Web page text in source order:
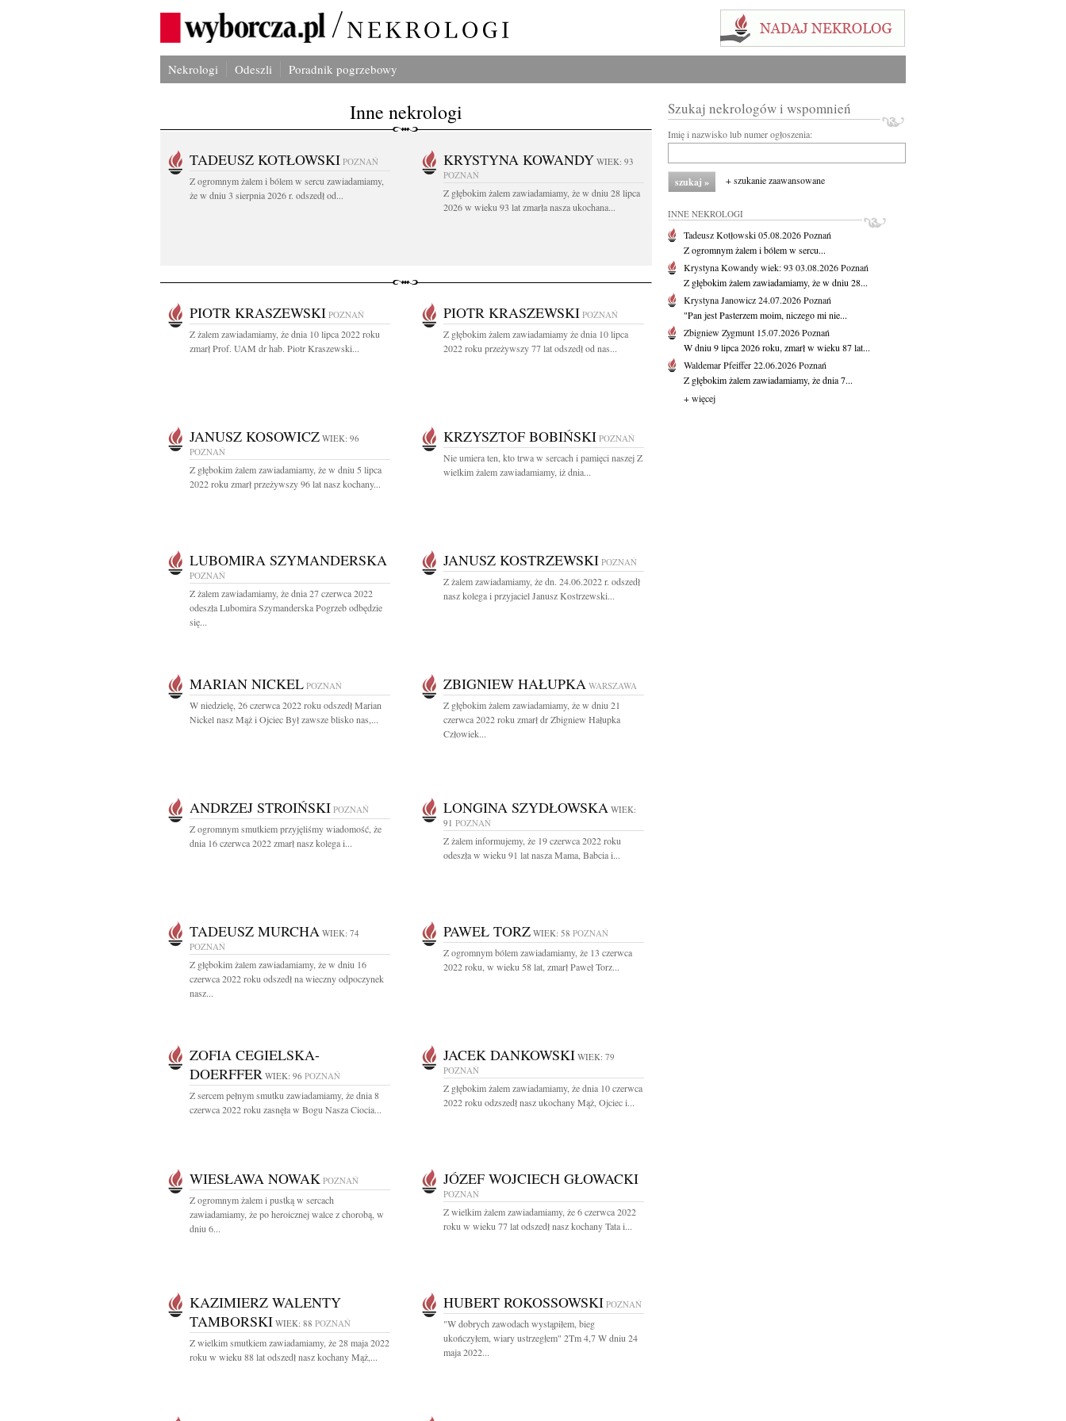
Nekrologi Odeszli Poradnik pogrzebowy
Inne nekrologi
TADEUSZ KOTŁOWSKI POZNAŃ
Z ogromnym żalem i bólem w sercu zawiadamiamy,
że w dniu 3 sierpnia 2026 r. odszedł od...
KRYSTYNA KOWANDY WIEK: 93
POZNAŃ
Z głębokim żalem zawiadamiamy, że w dniu 28 lipca
2026 w wieku 93 lat zmarła nasza ukochana...
PIOTR KRASZEWSKI POZNAŃ
Z żalem zawiadamiamy, że dnia 10 lipca 2022 roku
zmarł Prof. UAM dr hab. Piotr Kraszewski...
PIOTR KRASZEWSKI POZNAŃ
Z głębokim żalem zawiadamiamy że dnia 10 lipca
2022 roku przeżywszy 77 lat odszedł od nas...
JANUSZ KOSOWICZ WIEK: 96
POZNAŃ
Z głębokim żalem zawiadamiamy, że w dniu 5 lipca
2022 roku zmarł przeżywszy 96 lat nasz kochany...
KRZYSZTOF BOBIŃSKI POZNAŃ
Nie umiera ten, kto trwa w sercach i pamięci naszej Z
wielkim żalem zawiadamiamy, iż dnia...
LUBOMIRA SZYMANDERSKA
POZNAŃ
Z żalem zawiadamiamy, że dnia 27 czerwca 2022
odeszła Lubomira Szymanderska Pogrzeb odbędzie
się...
JANUSZ KOSTRZEWSKI POZNAŃ
Z żalem zawiadamiamy, że dn. 24.06.2022 r. odszedł
nasz kolega i przyjaciel Janusz Kostrzewski...
MARIAN NICKEL POZNAŃ
W niedzielę, 26 czerwca 2022 roku odszedł Marian
Nickel nasz Mąż i Ojciec Był zawsze blisko nas,...
ZBIGNIEW HAŁUPKA WARSZAWA
Z głębokim żalem zawiadamiamy, że w dniu 21
czerwca 2022 roku zmarł dr Zbigniew Hałupka
Człowiek...
ANDRZEJ STROIŃSKI POZNAŃ
Z ogromnym smutkiem przyjęliśmy wiadomość, że
dnia 16 czerwca 2022 zmarł nasz kolega i...
LONGINA SZYDŁOWSKA WIEK:
91 POZNAŃ
Z żalem informujemy, że 19 czerwca 2022 roku
odeszła w wieku 91 lat nasza Mama, Babcia i...
TADEUSZ MURCHA WIEK: 74
POZNAŃ
Z głębokim żalem zawiadamiamy, że w dniu 16
czerwca 2022 roku odszedł na wieczny odpoczynek
nasz...
PAWEŁ TORZ WIEK: 58 POZNAŃ
Z ogromnym bólem zawiadamiamy, że 13 czerwca
2022 roku, w wieku 58 lat, zmarł Paweł Torz...
ZOFIA CEGIELSKA-
DOERFFER WIEK: 96 POZNAŃ
Z sercem pełnym smutku zawiadamiamy, że dnia 8
czerwca 2022 roku zasnęła w Bogu Nasza Ciocia...
JACEK DANKOWSKI WIEK: 79
POZNAŃ
Z głębokim żalem zawiadamiamy, że dnia 10 czerwca
2022 roku odzszedł nasz ukochany Mąż, Ojciec i...
WIESŁAWA NOWAK POZNAŃ
Z ogromnym żalem i pustką w sercach
zawiadamiamy, że po heroicznej walce z chorobą, w
dniu 6...
JÓZEF WOJCIECH GŁOWACKI
POZNAŃ
Z wielkim żalem zawiadamiamy, że 6 czerwca 2022
roku w wieku 77 lat odszedł nasz kochany Tata i...
KAZIMIERZ WALENTY
TAMBORSKI WIEK: 88 POZNAŃ
Z wielkim smutkiem zawiadamiamy, że 28 maja 2022
roku w wieku 88 lat odszedł nasz kochany Mąż,...
HUBERT ROKOSSOWSKI POZNAŃ
"W dobrych zawodach wystąpiłem, bieg
ukończyłem, wiary ustrzegłem" 2Tm 4,7 W dniu 24
maja 2022...
Szukaj nekrologów i wspomnień
Imię i nazwisko lub numer ogłoszenia:
+ szukanie zaawansowane
INNE NEKROLOGI
Tadeusz Kotłowski05.08.2026Poznań
Z ogromnym żalem i bólem w sercu...
Krystyna Kowandywiek: 93 03.08.2026Poznań
Z głębokim żalem zawiadamiamy, że w dniu 28...
Krystyna Janowicz24.07.2026Poznań
"Pan jest Pasterzem moim, niczego mi nie...
Zbigniew Zygmunt 15.07.2026Poznań
W dniu 9 lipca 2026 roku, zmarł w wieku 87 lat...
Waldemar Pfeiffer22.06.2026Poznań
Z głębokim żalem zawiadamiamy, że dnia 7...
+ więcej